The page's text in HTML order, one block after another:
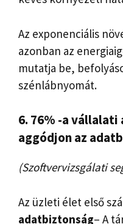
Az exponenciális
azonban az
mutatja be,
szénlábnyomát.
6. 76% -avállalati
aggódjon az
(Szoftvervizsgálati
Az üzleti élet első
adatbiztonság– A